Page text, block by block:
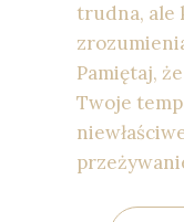
trudna, ale
Pamiętaj,
Twoje